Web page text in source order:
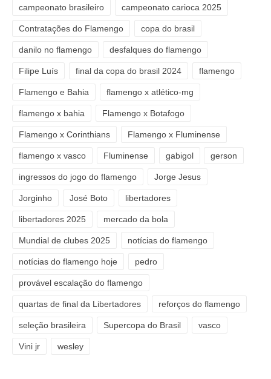
campeonato brasileiro campeonato carioca 2025
Contratações do Flamengo copa do brasil
danilo no flamengo desfalques do flamengo
Filipe Luís final da copa do brasil 2024 flamengo
Flamengo e Bahia flamengo x atlético-mg
flamengo x bahia Flamengo x Botafogo
Flamengo x Corinthians Flamengo x Fluminense
flamengo x vasco Fluminense gabigol gerson
ingressos do jogo do flamengo Jorge Jesus
Jorginho José Boto libertadores
libertadores 2025 mercado da bola
Mundial de clubes 2025 notícias do flamengo
notícias do flamengo hoje pedro
provável escalação do flamengo
quartas de final da Libertadores reforços do flamengo
seleção brasileira Supercopa do Brasil vasco
Vini jr wesley